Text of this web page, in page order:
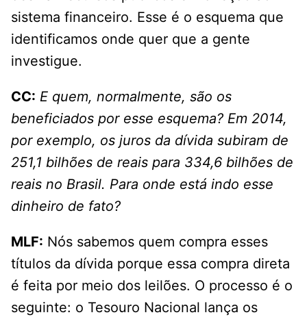
sistema financeiro. Esse é o esquema que
identificamos onde quer que a gente
investigue.
CC: E quem, normalmente, são os
beneficiados por esse esquema? Em 2014,
por exemplo, os juros da dívida subiram de
251,1 bilhões de reais para 334,6 bilhões de
reais no Brasil. Para onde está indo esse
dinheiro de fato?
MLF: Nós sabemos quem compra esses
títulos da dívida porque essa compra direta
é feita por meio dos leilões. O processo é o
seguinte: o Tesouro Nacional lança os